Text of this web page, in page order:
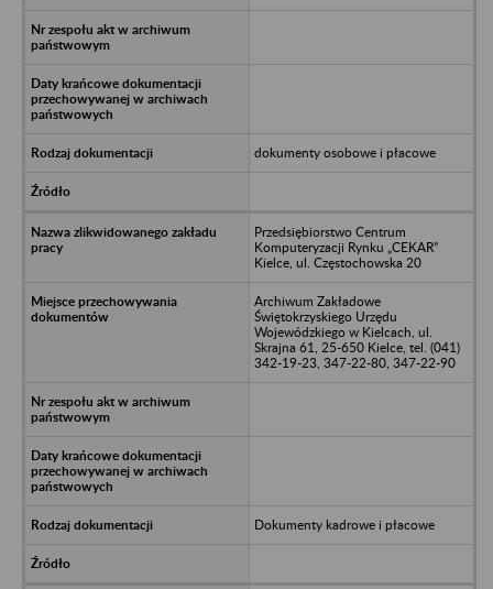
dokumenty osobowe i płacowe
Przedsiębiorstwo Centrum
Komputeryzacji Rynku „CEKAR”
Kielce, ul. Częstochowska 20
Archiwum Zakładowe
Świętokrzyskiego Urzędu
Wojewódzkiego w Kielcach, ul.
Skrajna 61, 25-650 Kielce, tel. (041)
342-19-23, 347-22-80, 347-22-90
Dokumenty kadrowe i płacowe